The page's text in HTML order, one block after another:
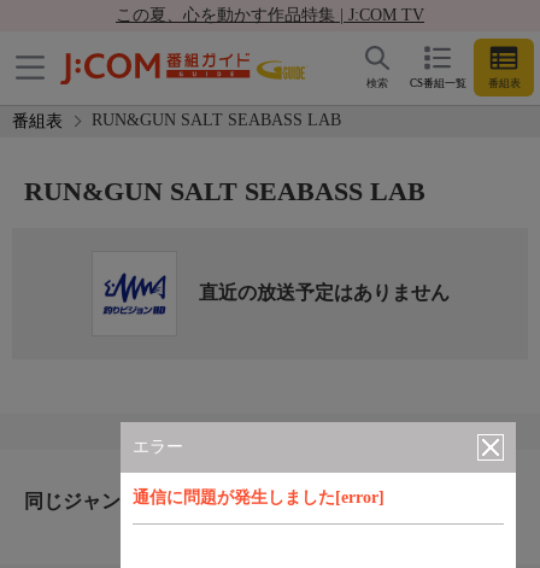
この夏、心を動かす作品特集 | J:COM TV
CS番組一覧 番組表
検索
番組表 RUN&GUN SALT SEABASS LAB
エラー
通信に問題が発生しました[error]
RUN&GUN SALT SEABASS LAB
直近の放送予定はありません
同じジャンルのおすすめ番組